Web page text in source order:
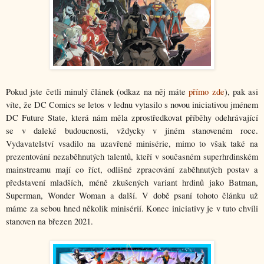
Pokud jste četli minulý článek (odkaz na něj máte přímo zde), pak asi
víte, že DC Comics se letos v lednu vytasilo s novou iniciativou jménem
DC Future State, která nám měla zprostředkovat příběhy odehrávající
se v daleké budoucnosti, vždycky v jiném stanoveném roce.
Vydavatelství vsadilo na uzavřené minisérie, mimo to však také na
prezentování nezaběhnutých talentů, kteří v současném superhrdinském
mainstreamu mají co říct, odlišné zpracování zaběhnutých postav a
představení mladších, méně zkušených variant hrdinů jako Batman,
Superman, Wonder Woman a další. V době psaní tohoto článku už
máme za sebou hned několik minisérií. Konec iniciativy je v tuto chvíli
stanoven na březen 2021.